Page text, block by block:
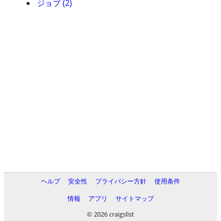
ジョブ (2)
ヘルプ 安全性 プライバシー方針
使用条件
情報
アプリ
サイトマップ
© 2026 craigslist